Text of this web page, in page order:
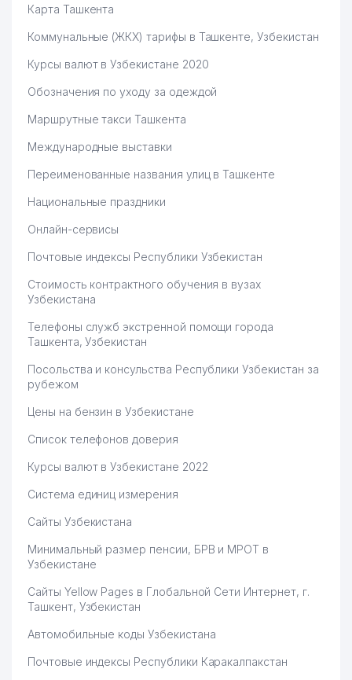
Карта Ташкента
Коммунальные (ЖКХ) тарифы в Ташкенте, Узбекистан
Курсы валют в Узбекистане 2020
Обозначения по уходу за одеждой
Маршрутные такси Ташкента
Международные выставки
Переименованные названия улиц в Ташкенте
Национальные праздники
Онлайн-сервисы
Почтовые индексы Республики Узбекистан
Стоимость контрактного обучения в вузах
Узбекистана
Телефоны служб экстренной помощи города
Ташкента, Узбекистан
Посольства и консульства Республики Узбекистан за
рубежом
Цены на бензин в Узбекистане
Список телефонов доверия
Курсы валют в Узбекистане 2022
Система единиц измерения
Сайты Узбекистана
Минимальный размер пенсии, БРВ и МРОТ в
Узбекистане
Сайты Yellow Pages в Глобальной Сети Интернет, г.
Ташкент, Узбекистан
Автомобильные коды Узбекистана
Почтовые индексы Республики Каракалпакстан